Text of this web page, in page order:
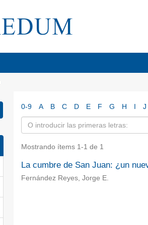
0-9 A B C D E F G H I J
Mostrando ítems 1-1 de 1
La cumbre de San Juan: ¿un
Fernández Reyes, Jorge E.